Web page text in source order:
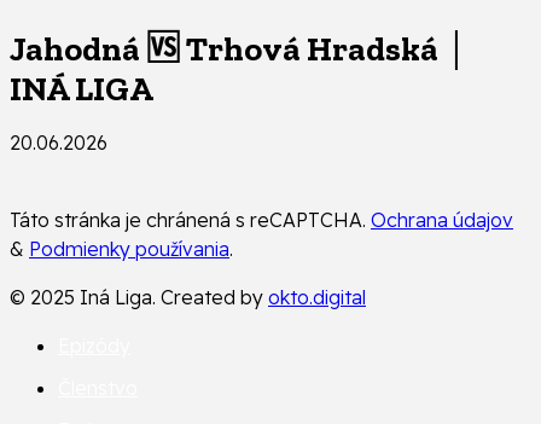
Jahodná 🆚 Trhová Hradská │
INÁ LIGA
20.06.2026
Táto stránka je chránená s reCAPTCHA. Ochrana údajov
& Podmienky používania.
© 2025 Iná Liga. Created by okto.digital